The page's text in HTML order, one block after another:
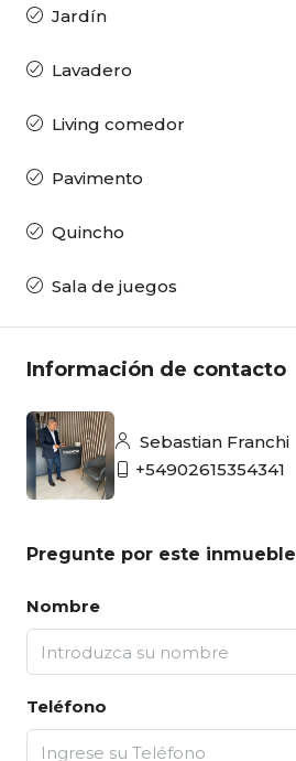
Jardín
Lavadero
Living comedor
Pavimento
Quincho
Sala de juegos
Información de contacto
Sebastian Franchi
+54902615354341
Pregunte por este inmueble
Nombre
Teléfono